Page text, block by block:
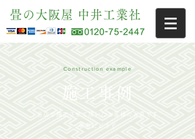
畳の大阪屋 中井工業社
Construction example
施工事例
当店で施工させて頂いたお客様の写真です
参考にどうぞ